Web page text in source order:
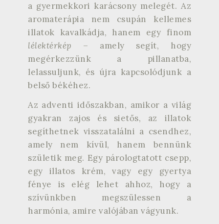
a gyermekkori karácsony melegét. Az
aromaterápia nem csupán kellemes
illatok kavalkádja, hanem egy finom
lélektérkép – amely segít, hogy
megérkezzünk a pillanatba,
lelassuljunk, és újra kapcsolódjunk a
belső békéhez.
Az adventi időszakban, amikor a világ
gyakran zajos és sietős, az illatok
segíthetnek visszatalálni a csendhez,
amely nem kívül, hanem bennünk
születik meg. Egy párologtatott csepp,
egy illatos krém, vagy egy gyertya
fénye is elég lehet ahhoz, hogy a
szívünkben megszülessen a
harmónia, amire valójában vágyunk.